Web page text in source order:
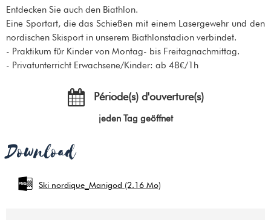
Entdecken Sie auch den Biathlon.
Eine Sportart, die das Schießen mit einem Lasergewehr und den
nordischen Skisport in unserem Biathlonstadion verbindet.
- Praktikum für Kinder von Montag- bis Freitagnachmittag.
- Privatunterricht Erwachsene/Kinder: ab 48€/1h
Période(s) d'ouverture(s)
jeden Tag geöffnet
Download
Ski nordique_Manigod (2.16 Mo)